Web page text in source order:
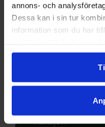
annons- och
Dessa kan i sin tur
information som du har
Hemsida
Köp fiskekort här
Kultsjön